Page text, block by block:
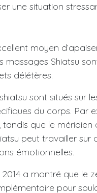
une situation
moyen
Shiatsu
délétères.
sont situés sur
du corps. Par
que le
peut travailler
émotionnelles.
a montré que le
pour